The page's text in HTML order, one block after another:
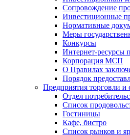
Сопровождение
Инвестиционные
Нормативные
Меры
Конкурсы
Интернет-ресурсы
Корпорация МСП
О Правилах
Порядок
Предприятия торговли и
Отдел
Список
Гостиницы
Кафе, бистро
Cписок рынков и